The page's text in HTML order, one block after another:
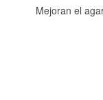
Mejoran el